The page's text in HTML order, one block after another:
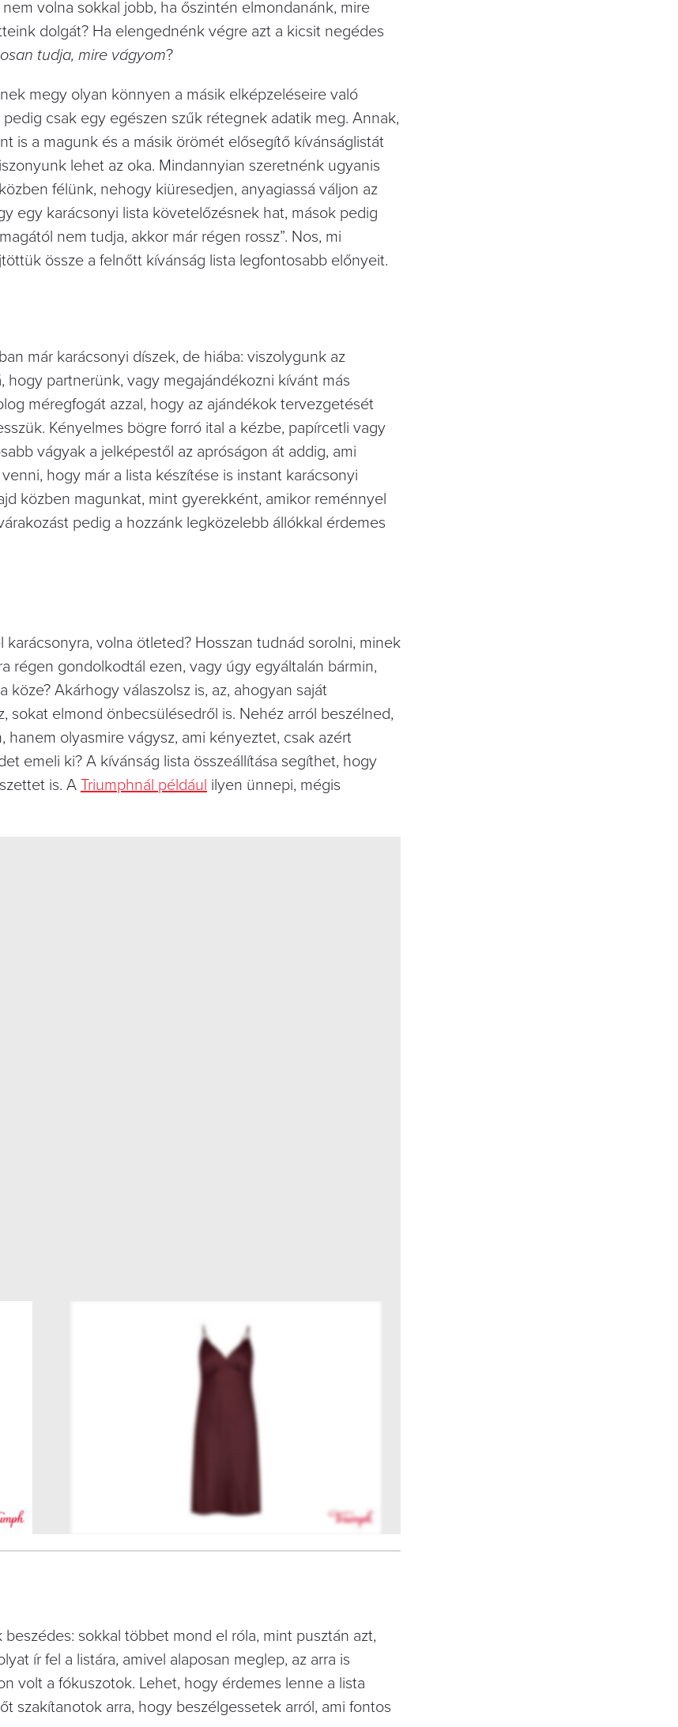
volna sokkal jobb, ha őszintén elmondanánk, mire
dolgát? Ha elengednénk végre azt a kicsit negédes
tudja, mire vágyom?
megy olyan könnyen a másik elképzeléseire való
csak egy egészen szűk rétegnek adatik meg. Annak,
is a magunk és a másik örömét elősegítő kívánságlistát
lehet az oka. Mindannyian szeretnénk ugyanis
félünk, nehogy kiüresedjen, anyagiassá váljon az
egy karácsonyi lista követelőzésnek hat, mások pedig
nem tudja, akkor már régen rossz”. Nos, mi
össze a felnőtt kívánság lista legfontosabb előnyeit.
már karácsonyi díszek, de hiába: viszolygunk az
partnerünk, vagy megajándékozni kívánt más
méregfogát azzal, hogy az ajándékok tervezgetését
Kényelmes bögre forró ital a kézbe, papírcetli vagy
vágyak a jelképestől az apróságon át addig, ami
hogy már a lista készítése is instant karácsonyi
közben magunkat, mint gyerekként, amikor reménnyel
pedig a hozzánk legközelebb állókkal érdemes
volna ötleted? Hosszan tudnád sorolni, minek
régen gondolkodtál ezen, vagy úgy egyáltalán bármin,
Akárhogy válaszolsz is, az, ahogyan saját
sokat elmond önbecsülésedről is. Nehéz arról beszélned,
olyasmire vágysz, ami kényeztet, csak azért
emeli ki? A kívánság lista összeállítása segíthet, hogy
is. A Triumphnál például ilyen ünnepi, mégis
sokkal többet mond el róla, mint pusztán azt,
ír fel a listára, amivel alaposan meglep, az arra is
volt a fókuszotok. Lehet, hogy érdemes lenne a lista
szakítanotok arra, hogy beszélgessetek arról, ami fontos